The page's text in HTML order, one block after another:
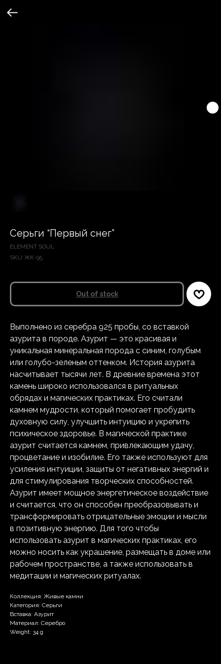
Серьги “Первый снег”
ELEMENT SOUL
SKU: ЖК-95
Out of stock
Выполнено из серебра 925 пробы, со вставкой
азурита в породе. Азурит — это красивая и
уникальная минеральная порода с синим, голубым
или голубо-зеленым оттенком. История азурита
насчитывает тысячи лет. В древние времена этот
камень широко использовался в ритуальных
обрядах и магических практиках. Его считали
камнем мудрости, который помогает пробудить
духовную силу, улучшить интуицию и укрепить
психическое здоровье. В магической практике
азурит считается камнем, привлекающим удачу,
процветание и изобилие. Его также используют для
усиления интуиции, защиты от негативных энергий и
для стимулирования творческих способностей.
Азурит имеет мощное энергетическое воздействие
и считается, что он способен преобразовывать и
трансформировать отрицательные эмоции и мысли
в позитивную энергию. Для того чтобы
использовать азурит в магических практиках, его
можно носить как украшение, размещать в доме или
рабочем пространстве, а также использовать в
медитации и магических ритуалах.
Коллекция: Живые камни
Категория: Серьги
Вставка: Азурит
Материал: Серебро
Weight: 34 g